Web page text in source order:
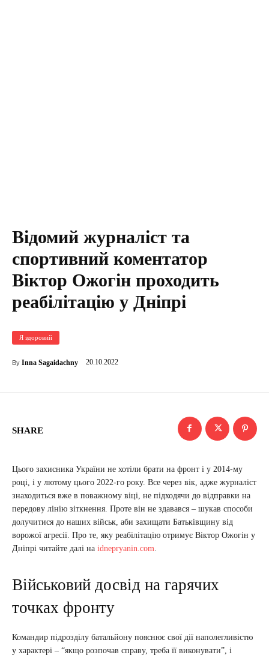
Відомий журналіст та
спортивний коментатор
Віктор Ожогін проходить
реабілітацію у Дніпрі
Я здоровий
By Inna Sagaidachny 20.10.2022
SHARE
Цього захисника України не хотіли брати на фронт і у 2014-му
році, і у лютому цього 2022-го року. Все через вік, адже журналіст
знаходиться вже в поважному віці, не підходячи до відправки на
передову лінію зіткнення. Проте він не здавався – шукав способи
долучитися до наших військ, аби захищати Батьківщину від
ворожої агресії. Про те, яку реабілітацію отримує Віктор Ожогін у
Дніпрі читайте далі на idnepryanin.com
Військовий досвід на гарячих
точках фронту
Командир підрозділу батальйону пояснює свої дії наполегливістю
у характері – “якщо розпочав справу, треба її виконувати”, і